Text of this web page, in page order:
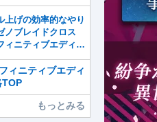
上げの効率的なやり
ノブレイドクロス
ィニティブエディシ
ィニティブエディ
TOP
もっとみる